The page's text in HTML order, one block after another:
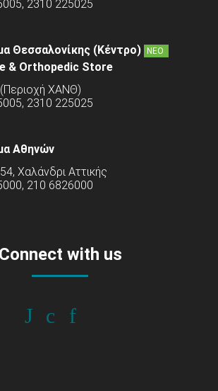
2310 225025
Θεσσαλονίκης (Κέντρο) ΝΕΟ
& Orthopedic Store
(Περιοχή ΧΑΝΘ)
2310 225025
Αθηνών
Χαλάνδρι Αττικής
210 6826000
Connect with us